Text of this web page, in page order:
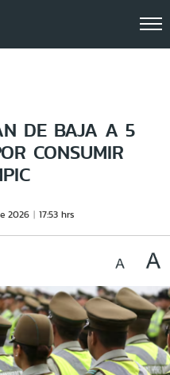
DE BAJA A 5
CONSUMIR
2026 17:53 hrs